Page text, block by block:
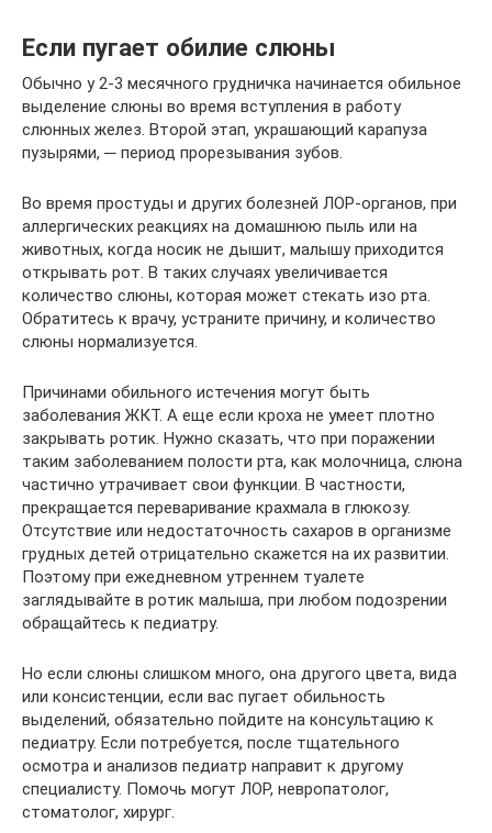
Если пугает обилие слюны
Обычно у 2-3 месячного грудничка начинается обильное
выделение слюны во время вступления в работу
слюнных желез. Второй этап, украшающий карапуза
пузырями, ─ период прорезывания зубов.
Во время простуды и других болезней ЛОР-органов, при
аллергических реакциях на домашнюю пыль или на
животных, когда носик не дышит, малышу приходится
открывать рот. В таких случаях увеличивается
количество слюны, которая может стекать изо рта.
Обратитесь к врачу, устраните причину, и количество
слюны нормализуется.
Причинами обильного истечения могут быть
заболевания ЖКТ. А еще если кроха не умеет плотно
закрывать ротик. Нужно сказать, что при поражении
таким заболеванием полости рта, как молочница, слюна
частично утрачивает свои функции. В частности,
прекращается переваривание крахмала в глюкозу.
Отсутствие или недостаточность сахаров в организме
грудных детей отрицательно скажется на их развитии.
Поэтому при ежедневном утреннем туалете
заглядывайте в ротик малыша, при любом подозрении
обращайтесь к педиатру.
Но если слюны слишком много, она другого цвета, вида
или консистенции, если вас пугает обильность
выделений, обязательно пойдите на консультацию к
педиатру. Если потребуется, после тщательного
осмотра и анализов педиатр направит к другому
специалисту. Помочь могут ЛОР, невропатолог,
стоматолог, хирург.